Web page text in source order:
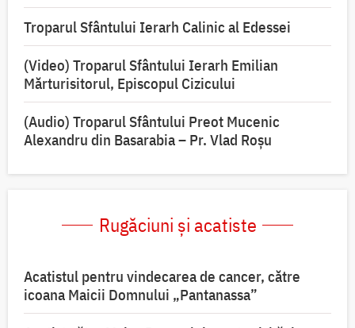
Troparul Sfântului Ierarh Calinic al Edessei
(Video) Troparul Sfântului Ierarh Emilian
Mărturisitorul, Episcopul Cizicului
(Audio) Troparul Sfântului Preot Mucenic
Alexandru din Basarabia – Pr. Vlad Roșu
Rugăciuni și acatiste
Acatistul pentru vindecarea de cancer, către
icoana Maicii Domnului „Pantanassa”